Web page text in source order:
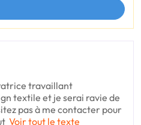
travaillant
textile et je serai ravie de
pas à me contacter pour
Voir tout le texte